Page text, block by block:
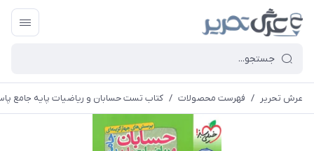
عرش تحریر / فهرست محصولات / کتاب تست حسابان و ریاضیات پایه جامع